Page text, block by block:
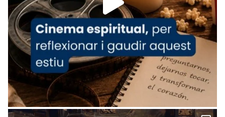
Arquebisbat de Barcelona
2 weeks ago
«Avui les santes Juliana i Semproniana ens
ajuden a alçar la mirada»
Mons. Sergi Gordo, bisbe de Tortosa, ha
presidit aquest 27 de juliol la missa de Les
Santes de Mataró.